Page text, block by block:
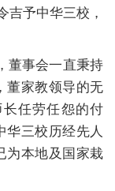
吉予中华三校，
董事会一直秉持
董家教领导的无
任劳任怨的付
华三校历经先人
为本地及国家栽